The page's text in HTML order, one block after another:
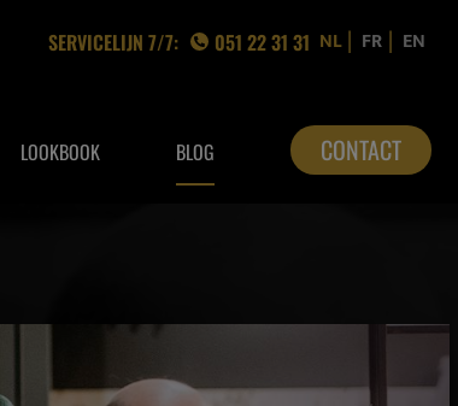
NL | FR | EN
SERVICELIJN 7/7: 051 22 31 31
LOOKBOOK BLOG CONTACT